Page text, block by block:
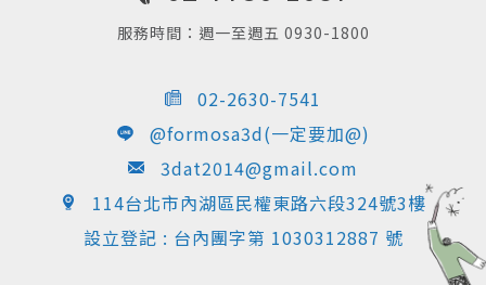
服務時間：週一至週五 0930-1800
02-2630-7541
@formosa3d(一定要加@)
3dat2014@gmail.com
114台北市內湖區民權東路六段324號3樓
設立登記 : 台內團字第 1030312887 號